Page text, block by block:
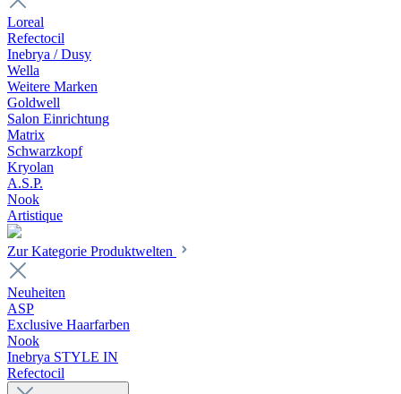
Loreal
Refectocil
Inebrya / Dusy
Wella
Weitere Marken
Goldwell
Salon Einrichtung
Matrix
Schwarzkopf
Kryolan
A.S.P.
Nook
Artistique
Zur Kategorie Produktwelten
Neuheiten
ASP
Exclusive Haarfarben
Nook
Inebrya STYLE IN
Refectocil